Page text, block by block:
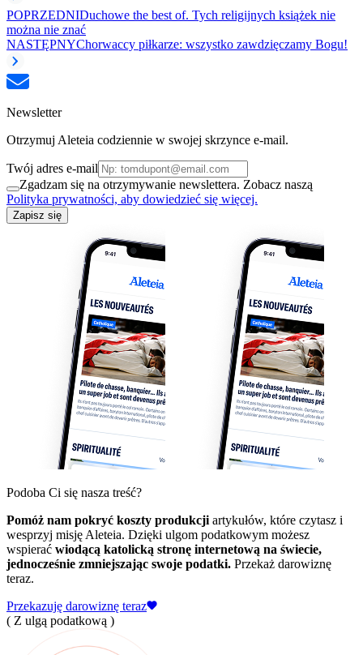
POPRZEDNIDuchowe the best of. Tych religijnych książek nie
można nie znać
NASTĘPNYChorwaccy piłkarze: wszystko zawdzięczamy Bogu!
Newsletter
Otrzymuj Aleteia codziennie w swojej skrzynce e-mail.
Twój adres e-mail
Zgadzam się na otrzymywanie newslettera. Zobacz naszą
Polityka prywatności, aby dowiedzieć się więcej.
Zapisz się
Podoba Ci się nasza treść?
Pomóż nam pokryć koszty produkcji artykułów, które czytasz i
wesprzyj misję Aleteia. Dzięki ulgom podatkowym możesz
wspierać wiodącą katolicką stronę internetową na świecie,
jednocześnie zmniejszając swoje podatki. Przekaż darowiznę
teraz.
Przekazuję darowiznę teraz
( Z ulgą podatkową )